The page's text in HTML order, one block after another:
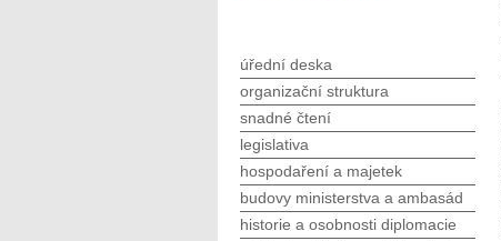
úřední deska
organizační struktura
snadné čtení
legislativa
hospodaření a majetek
budovy ministerstva a ambasád
historie a osobnosti diplomacie